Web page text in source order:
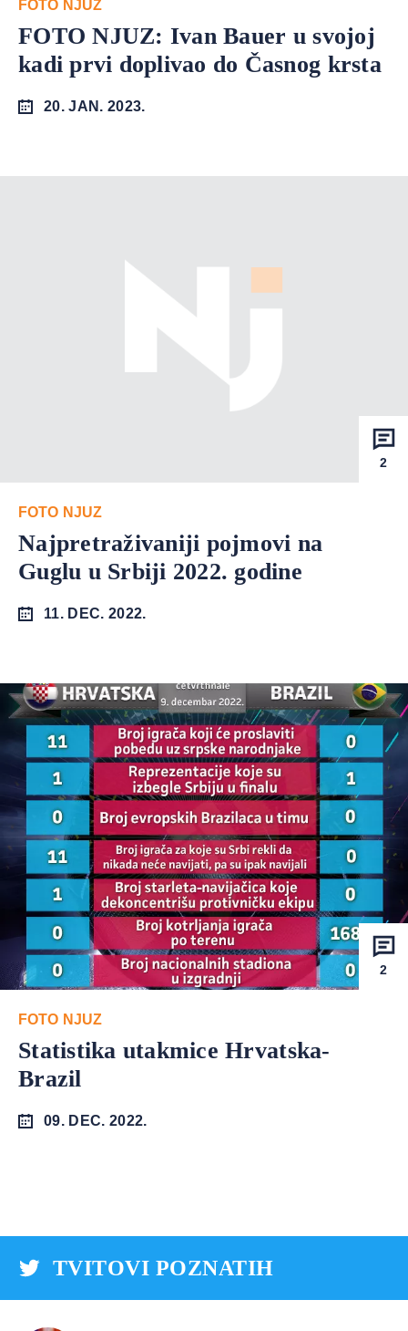
FOTO NJUZ
FOTO NJUZ: Ivan Bauer u svojoj
kadi prvi doplivao do Časnog krsta
20. JAN. 2023.
2
FOTO NJUZ
Najpretraživaniji pojmovi na
Guglu u Srbiji 2022. godine
11. DEC. 2022.
2
FOTO NJUZ
Statistika utakmice Hrvatska-
Brazil
09. DEC. 2022.
TVITOVI POZNATIH